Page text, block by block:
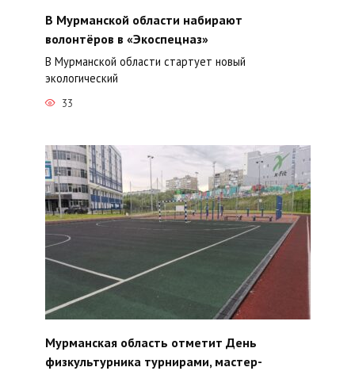
В Мурманской области набирают
волонтёров в «Экоспецназ»
В Мурманской области стартует новый
экологический
33
Мурманская область отметит День
физкультурника турнирами, мастер-